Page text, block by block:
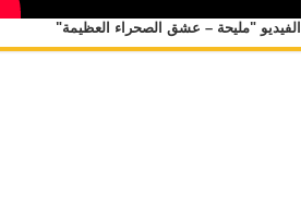
الفيديو "مليحة – عشق الصحراء العظيمة"